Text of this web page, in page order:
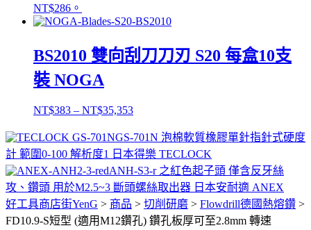
NT$286。
BS2010 雙向刮刀刀刃 S20 每盒10支
裝 NOGA
NT$383 – NT$35,353
GS-701N 泡棉軟質橡膠單針指針式硬度
計 範圍0-100 解析度1 日本得樂 TECLOCK
ANH-S3-r 之紅色起子頭 僅含反牙絲
攻、鑽頭 用於M2.5~3 斷頭螺絲取出器 日本安耐適 ANEX
好工具商店街YenG > 商品 > 切削研磨 > Flowdrill德國熱熔鑽 >
FD10.9-S短型 (適用M12鑽孔) 鑽孔板厚可至2.8mm 轉速